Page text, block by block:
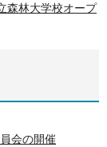
森林大学校オープ
会の開催